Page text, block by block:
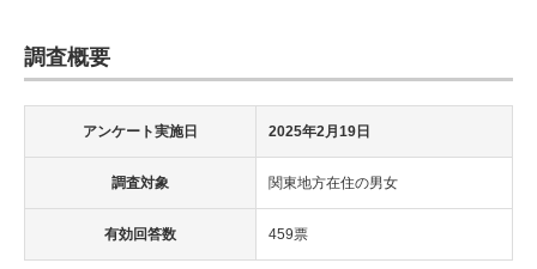
調査概要
アンケート実施日 2025年2月19日
調査対象 関東地方在住の男女
有効回答数 459票